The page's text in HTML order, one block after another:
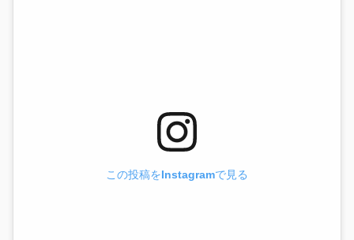
この投稿をInstagramで見る